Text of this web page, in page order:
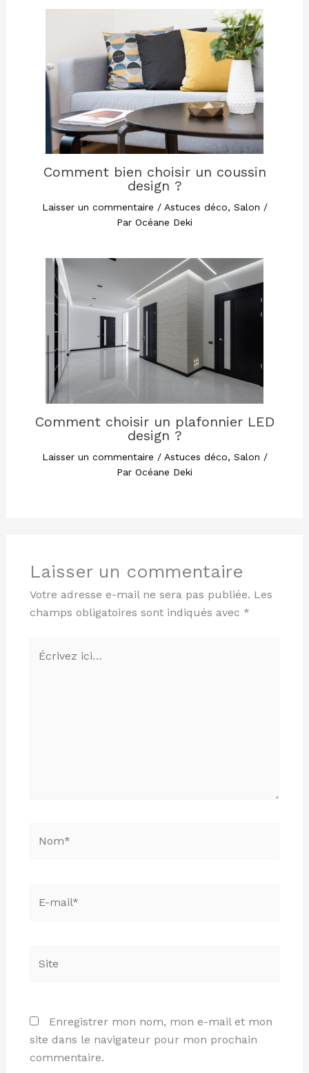
Comment bien choisir un coussin
design ?
Laisser un commentaire / Astuces déco, Salon /
Par Océane Deki
Comment choisir un plafonnier LED
design ?
Laisser un commentaire / Astuces déco, Salon /
Par Océane Deki
Laisser un commentaire
Votre adresse e-mail ne sera pas publiée. Les
champs obligatoires sont indiqués avec *
mail*
Enregistrer mon nom, mon e-mail et mon
site dans le navigateur pour mon prochain
commentaire.